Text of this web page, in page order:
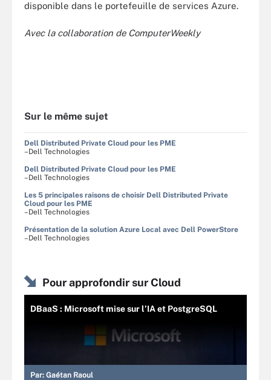
disponible dans le portefeuille de services Azure.
Avec la collaboration de ComputerWeekly
Sur le même sujet
Dell Distributed Private Cloud pour les PME
–Dell Technologies
Dell Distributed Private Cloud pour les PME
–Dell Technologies
Les 5 principales raisons de choisir Dell Distributed Private
Cloud pour les PME
–Dell Technologies
Présentation de la solution Azure Local avec Dell PowerStore
–Dell Technologies
Pour approfondir sur Cloud
DBaaS : Microsoft mise sur l’IA et PostgreSQL
Par: Gaétan Raoul